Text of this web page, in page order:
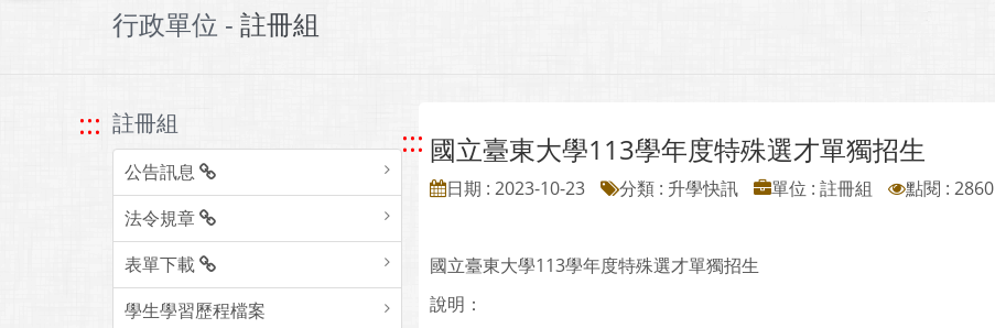
行政單位 - 註冊組
::: 註冊組
公告訊息
法令規章
表單下載
學生學習歷程檔案
::: 國立臺東大學113學年度特殊選才單獨招生
日期 : 2023-10-23 分類 : 升學快訊 單位 : 註冊組 點閱 : 2860
國立臺東大學113學年度特殊選才單獨招生
說明：